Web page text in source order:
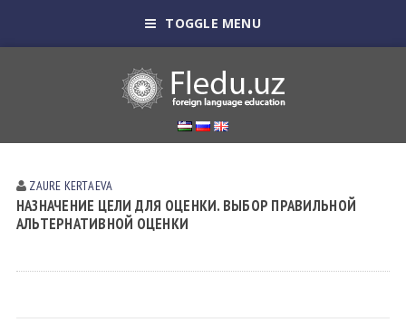
TOGGLE MENU
ZAURE KERTАEVА
НАЗНАЧЕНИЕ ЦЕЛИ ДЛЯ ОЦЕНКИ. ВЫБОР ПРАВИЛЬНОЙ
АЛЬТЕРНАТИВНОЙ ОЦЕНКИ